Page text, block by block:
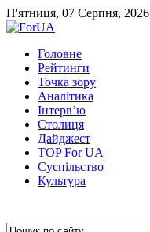
П'ятниця, 07 Серпня, 2026
Головне
Рейтинги
Точка зору
Аналітика
Інтерв’ю
Столиця
Дайджест
TOP For UA
Суспiльство
Культура